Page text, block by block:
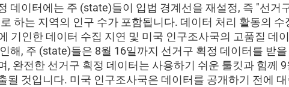
데이터에는 주 (state)들이 입법 경계선을 재설정, 즉 "선거
하는 지역의 인구 수가 포함됩니다. 데이터 처리 활동의 수
기인한 데이터 수집 지연 및 미국 인구조사국의 고품질 데
해, 주 (state)들은 8월 16일까지 선거구 획정 데이터를 받을
, 완전한 선거구 획정 데이터는 사용하기 쉬운 툴킷과 힘께 9
될 것입니다. 미국 인구조사국은 데이터를 공개하기 전에 대